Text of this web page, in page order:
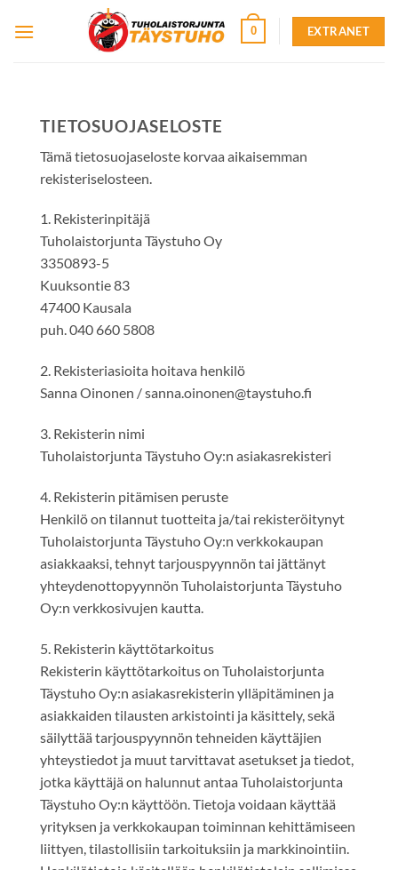
0 EXTRANET
TIETOSUOJASELOSTE
Tämä tietosuojaseloste korvaa aikaisemman
rekisteriselosteen.
1. Rekisterinpitäjä
Tuholaistorjunta Täystuho Oy
3350893-5
Kuuksontie 83
47400 Kausala
puh. 040 660 5808
2. Rekisteriasioita hoitava henkilö
Sanna Oinonen / sanna.oinonen@taystuho.fi
3. Rekisterin nimi
Tuholaistorjunta Täystuho Oy:n asiakasrekisteri
4. Rekisterin pitämisen peruste
Henkilö on tilannut tuotteita ja/tai rekisteröitynyt
Tuholaistorjunta Täystuho Oy:n verkkokaupan
asiakkaaksi, tehnyt tarjouspyynnön tai jättänyt
yhteydenottopyynnön Tuholaistorjunta Täystuho
Oy:n verkkosivujen kautta.
5. Rekisterin käyttötarkoitus
Rekisterin käyttötarkoitus on Tuholaistorjunta
Täystuho Oy:n asiakasrekisterin ylläpitäminen ja
asiakkaiden tilausten arkistointi ja käsittely, sekä
säilyttää tarjouspyynnön tehneiden käyttäjien
yhteystiedot ja muut tarvittavat asetukset ja tiedot,
jotka käyttäjä on halunnut antaa Tuholaistorjunta
Täystuho Oy:n käyttöön. Tietoja voidaan käyttää
yrityksen ja verkkokaupan toiminnan kehittämiseen
liittyen, tilastollisiin tarkoituksiin ja markkinointiin.